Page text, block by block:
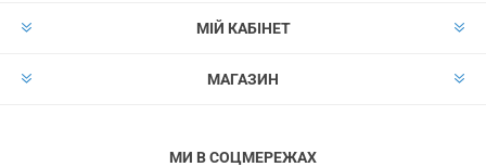
МІЙ КАБІНЕТ
МАГАЗИН
МИ В СОЦМЕРЕЖАХ